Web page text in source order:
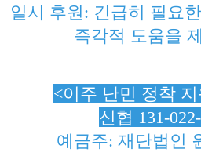
일시 후원: 긴급히 필요
즉각적 도움을
<이주 난민 정착
신협 131-
예금주: 재단법인